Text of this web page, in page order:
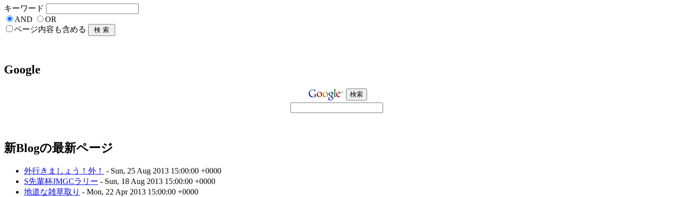
キーワード
AND
OR
ページ内容も含める
Google
新Blogの最新ページ
外行きましょう！外！
- Sun, 25 Aug 2013 15:00:00 +0000
S先輩杯JMGCラリー - Sun, 18 Aug 2013 15:00:00 +0000
地道な雑草取り - Mon, 22 Apr 2013 15:00:00 +0000